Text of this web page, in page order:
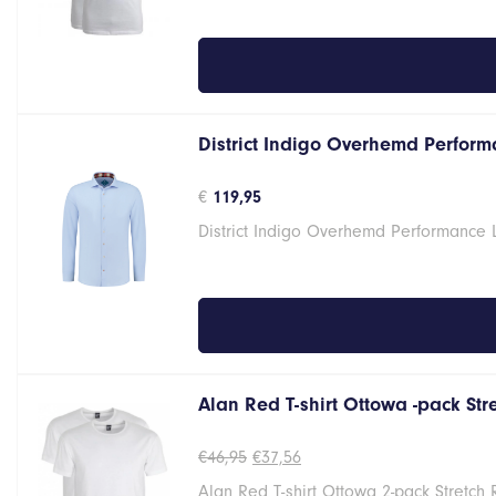
District Indigo Overhemd
€ 119,95
District Indigo Overhemd Performance
Alan Red T-shirt Ottowa -pack
€46,95 Oorspronkelijke
was:
€37,56Huidige
is:
Alan Red T-shirt Ottowa 2-pack Stretch